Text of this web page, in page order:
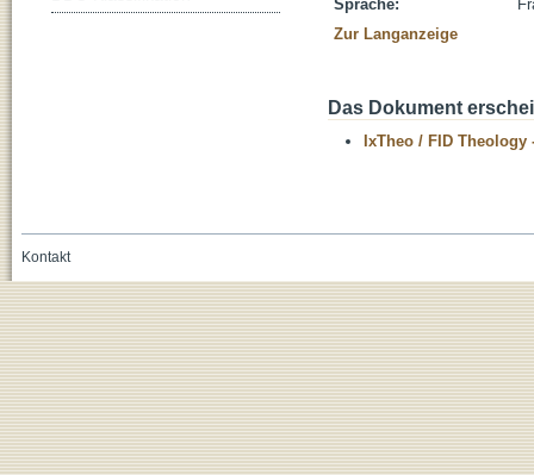
Sprache:
Zur Langanzeige
Das Dokument
IxTheo / FID Theology
Kontakt